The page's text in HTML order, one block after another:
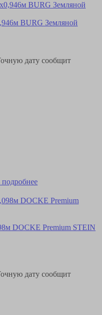
BURG Земляной
дату сообщит
подробнее
DOCKE Premium STEIN
дату сообщит